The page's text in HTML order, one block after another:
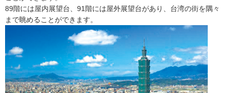
89階には屋内展望台、91階には屋外展望台があり、台湾の街を隅々
まで眺めることができます。